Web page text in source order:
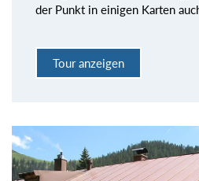
der Punkt in einigen Karten
Tour anzeigen